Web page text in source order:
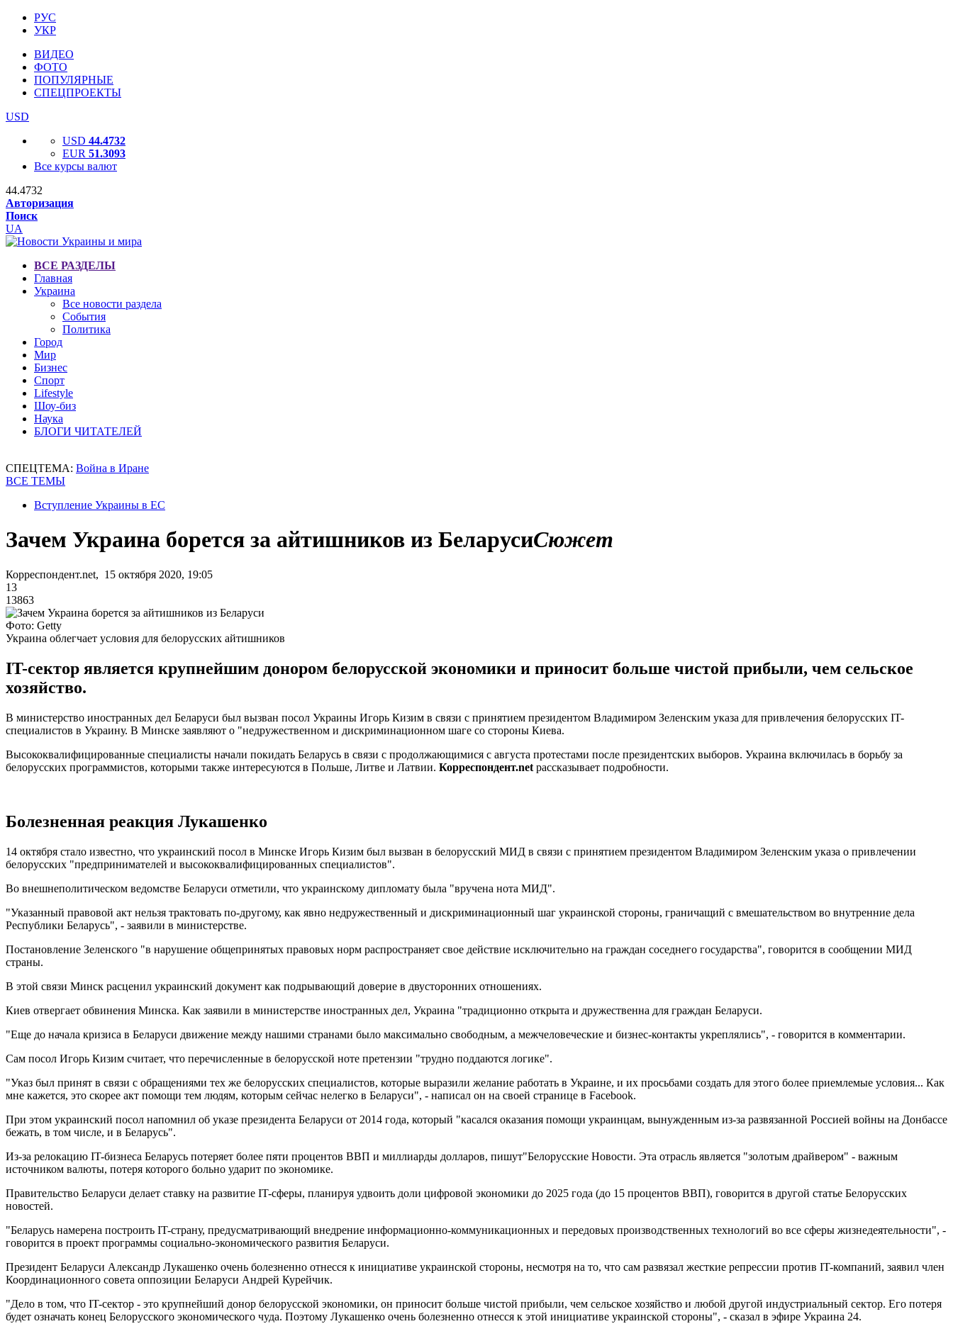
РУС
УКР
ВИДЕО
ФОТО
ПОПУЛЯРНЫЕ
СПЕЦПРОЕКТЫ
USD
USD 44.4732
EUR 51.3093
Все курсы валют
44.4732
Авторизация
Поиск
UA
ВСЕ РАЗДЕЛЫ
Главная
Украина
Все новости раздела
События
Политика
Город
Мир
Бизнес
Спорт
Lifestyle
Шоу-биз
Наука
БЛОГИ ЧИТАТЕЛЕЙ
СПЕЦТЕМА: Война в Иране
ВСЕ ТЕМЫ
Вступление Украины в ЕС
Зачем Украина борется за айтишников из БеларусиСюжет
Корреспондент.net, 15 октября 2020, 19:05
13
13863
Фото: Getty
Украина облегчает условия для белорусских айтишников
IT-сектор является крупнейшим донором белорусской экономики и приносит больше чистой прибыли, чем сельское
хозяйство.
В министерство иностранных дел Беларуси был вызван посол Украины Игорь Кизим в связи с принятием президентом Владимиром Зеленским указа для привлечения белорусских IT-
специалистов в Украину. В Минске заявляют о "недружественном и дискриминационном шаге со стороны Киева.
Высококвалифицированные специалисты начали покидать Беларусь в связи с продолжающимися с августа протестами после президентских выборов. Украина включилась в борьбу за
белорусских программистов, которыми также интересуются в Польше, Литве и Латвии. Корреспондент.net рассказывает подробности.
Болезненная реакция Лукашенко
14 октября стало известно, что украинский посол в Минске Игорь Кизим был вызван в белорусский МИД в связи с принятием президентом Владимиром Зеленским указа о привлечении
белорусских "предпринимателей и высококвалифицированных специалистов".
Во внешнеполитическом ведомстве Беларуси отметили, что украинскому дипломату была "вручена нота МИД".
"Указанный правовой акт нельзя трактовать по-другому, как явно недружественный и дискриминационный шаг украинской стороны, граничащий с вмешательством во внутренние дела
Республики Беларусь", - заявили в министерстве.
Постановление Зеленского "в нарушение общепринятых правовых норм распространяет свое действие исключительно на граждан соседнего государства", говорится в сообщении МИД
страны.
В этой связи Минск расценил украинский документ как подрывающий доверие в двусторонних отношениях.
Киев отвергает обвинения Минска. Как заявили в министерстве иностранных дел, Украина "традиционно открыта и дружественна для граждан Беларуси.
"Еще до начала кризиса в Беларуси движение между нашими странами было максимально свободным, а межчеловеческие и бизнес-контакты укреплялись", - говорится в комментарии.
Сам посол Игорь Кизим считает, что перечисленные в белорусской ноте претензии "трудно поддаются логике".
"Указ был принят в связи с обращениями тех же белорусских специалистов, которые выразили желание работать в Украине, и их просьбами создать для этого более приемлемые условия... Как
мне кажется, это скорее акт помощи тем людям, которым сейчас нелегко в Беларуси", - написал он на своей странице в Facebook.
При этом украинский посол напомнил об указе президента Беларуси от 2014 года, который "касался оказания помощи украинцам, вынужденным из-за развязанной Россией войны на Донбассе
бежать, в том числе, и в Беларусь".
Из-за релокацию IT-бизнеса Беларусь потеряет более пяти процентов ВВП и миллиарды долларов, пишут"Белорусские Новости. Эта отрасль является "золотым драйвером" - важным
источником валюты, потеря которого больно ударит по экономике.
Правительство Беларуси делает ставку на развитие IT-сферы, планируя удвоить доли цифровой экономики до 2025 года (до 15 процентов ВВП), говорится в другой статье Белорусских
новостей.
"Беларусь намерена построить IT-страну, предусматривающий внедрение информационно-коммуникационных и передовых производственных технологий во все сферы жизнедеятельности", -
говорится в проект программы социально-экономического развития Беларуси.
Президент Беларуси Александр Лукашенко очень болезненно отнесся к инициативе украинской стороны, несмотря на то, что сам развязал жесткие репрессии против IT-компаний, заявил член
Координационного совета оппозиции Беларуси Андрей Курейчик.
"Дело в том, что IT-сектор - это крупнейший донор белорусской экономики, он приносит больше чистой прибыли, чем сельское хозяйство и любой другой индустриальный сектор. Его потеря
будет означать конец Белорусского экономического чуда. Поэтому Лукашенко очень болезненно отнесся к этой инициативе украинской стороны", - сказал в эфире Украина 24.